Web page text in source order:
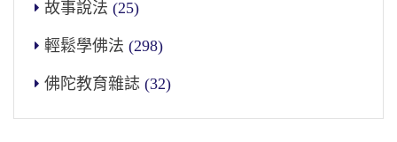
故事說法 (25)
輕鬆學佛法 (298)
佛陀教育雜誌 (32)